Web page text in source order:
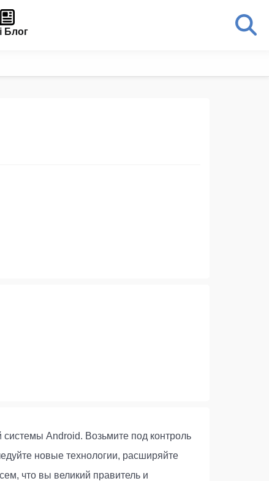
Блог
Android. Возьмите под контроль
новые технологии, расширяйте
что вы великий правитель и